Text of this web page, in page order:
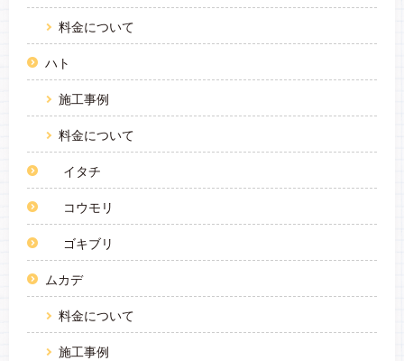
料金について
ハト
施工事例
料金について
イタチ
コウモリ
ゴキブリ
ムカデ
料金について
施工事例